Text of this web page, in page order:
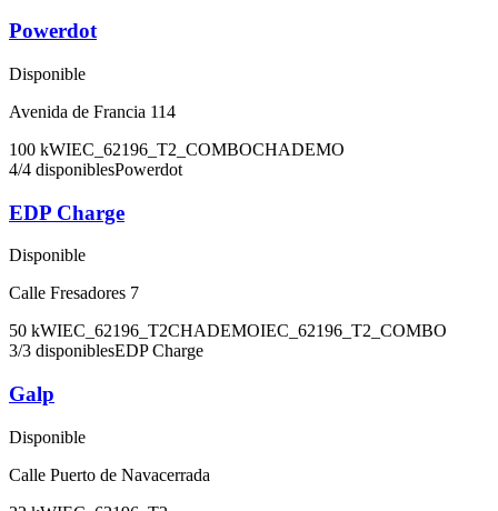
Powerdot
Disponible
Avenida de Francia 114
100 kWIEC_62196_T2_COMBOCHADEMO
4/4 disponiblesPowerdot
EDP Charge
Disponible
Calle Fresadores 7
50 kWIEC_62196_T2CHADEMOIEC_62196_T2_COMBO
3/3 disponiblesEDP Charge
Galp
Disponible
Calle Puerto de Navacerrada